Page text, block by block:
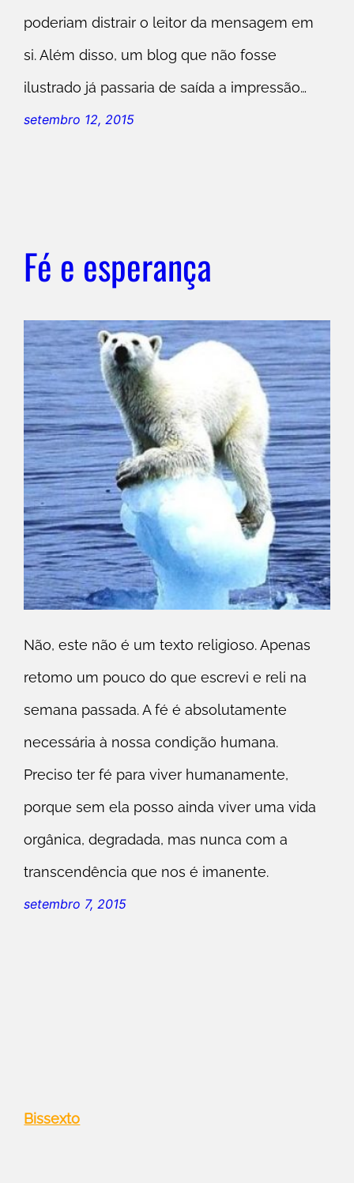
poderiam distrair o leitor da mensagem em
si. Além disso, um blog que não fosse
ilustrado já passaria de saída a impressão…
setembro 12, 2015
Fé e esperança
Não, este não é um texto religioso. Apenas
retomo um pouco do que escrevi e reli na
semana passada. A fé é absolutamente
necessária à nossa condição humana.
Preciso ter fé para viver humanamente,
porque sem ela posso ainda viver uma vida
orgânica, degradada, mas nunca com a
transcendência que nos é imanente.
setembro 7, 2015
Bissexto